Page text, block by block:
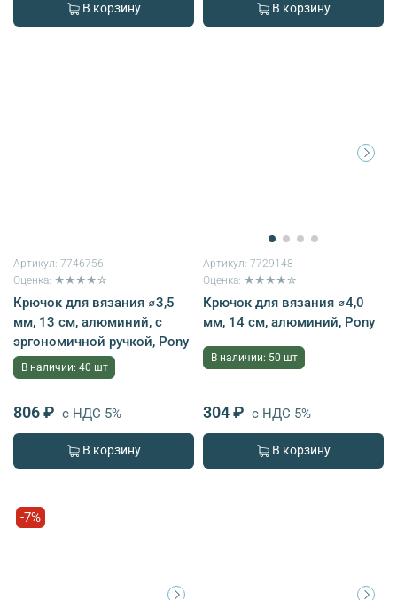
В корзину В корзину
Артикул: 7746756
Оценка: ★★★★☆
Крючок для вязания ⌀3,5
мм, 13 см, алюминий, с
эргономичной ручкой, Pony
В наличии: 40 шт
806 ₽ с НДС 5%
В корзину
Артикул: 7729148
Оценка: ★★★★☆
Крючок для вязания ⌀4,0
мм, 14 см, алюминий, Pony
В наличии: 50 шт
304 ₽ с НДС 5%
В корзину
-7%